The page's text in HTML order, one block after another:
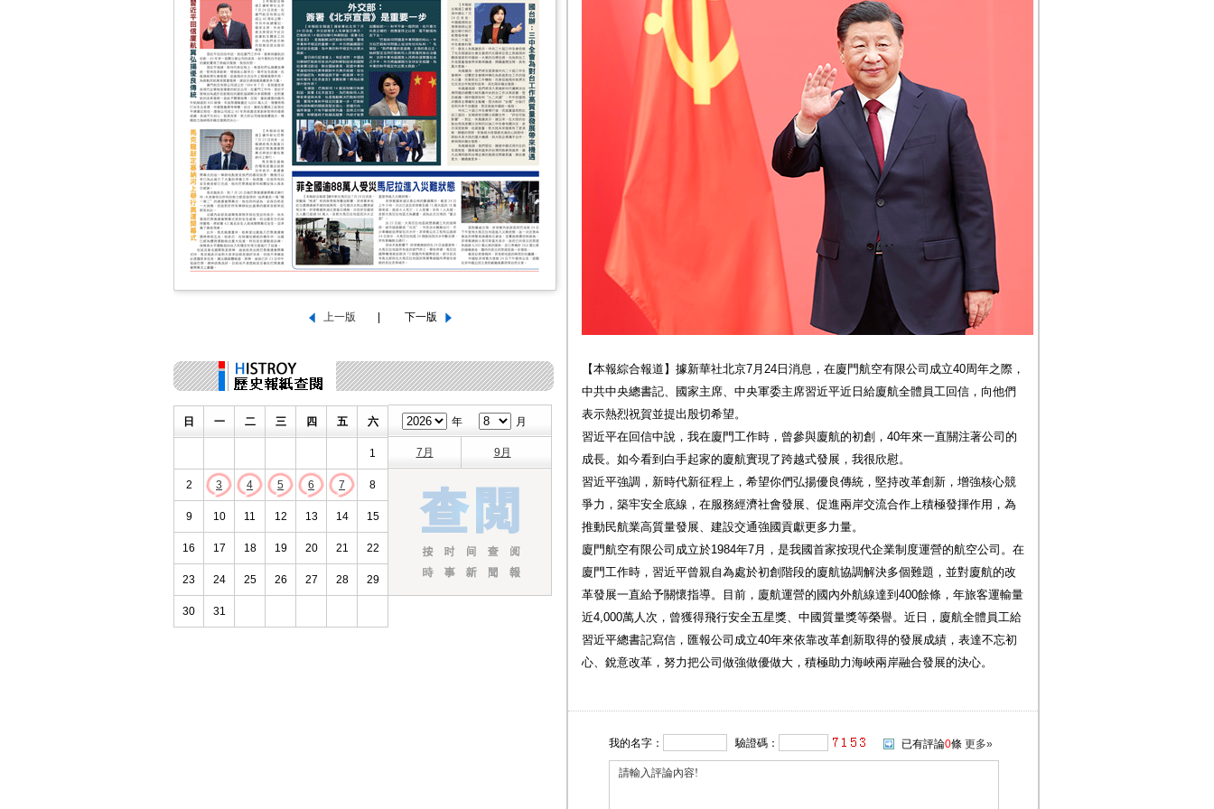
日 一 二 三 四 五 六
1
2 3 4 5 6 7 8
9 10 11 12 13 14 15
16 17 18 19 20 21 22
23 24 25 26 27 28 29
30 31
年 月
7月 9月
【本報綜合報道】據新華社北京7月24日消息，在廈門航空有限公司成立40周年之際，
中共中央總書記、國家主席、中央軍委主席習近平近日給廈航全體員工回信，向他們
表示熱烈祝賀並提出殷切希望。
習近平在回信中說，我在廈門工作時，曾參與廈航的初創，40年來一直關注著公司的
成長。如今看到白手起家的廈航實現了跨越式發展，我很欣慰。
習近平強調，新時代新征程上，希望你們弘揚優良傳統，堅持改革創新，增強核心競
爭力，築牢安全底線，在服務經濟社會發展、促進兩岸交流合作上積極發揮作用，為
推動民航業高質量發展、建設交通強國貢獻更多力量。
廈門航空有限公司成立於1984年7月，是我國首家按現代企業制度運營的航空公司。在
廈門工作時，習近平曾親自為處於初創階段的廈航協調解決多個難題，並對廈航的改
革發展一直給予關懷指導。目前，廈航運營的國內外航線達到400餘條，年旅客運輸量
近4,000萬人次，曾獲得飛行安全五星獎、中國質量獎等榮譽。近日，廈航全體員工給
習近平總書記寫信，匯報公司成立40年來依靠改革創新取得的發展成績，表達不忘初
心、銳意改革，努力把公司做強做優做大，積極助力海峽兩岸融合發展的決心。
我的名字： 驗證碼： 已有評論0條 更多»